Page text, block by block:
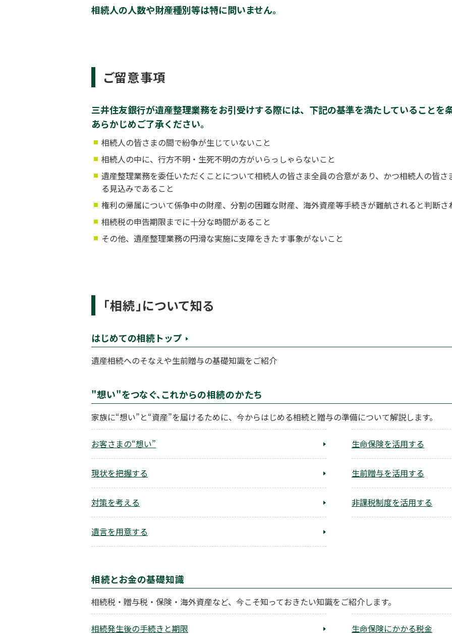
相続人の人数や財産種別等は特に問いません。
ご留意事項
三井住友銀行が遺産整理業務をお引受けする際には、下記の基準を満たしていることを
あらかじめご了承ください。
相続人の皆さまの間で紛争が生じていないこと
相続人の中に、行方不明・生死不明の方がいらっしゃらないこと
遺産整理業務を委任いただくことについて相続人の皆さま全員の合意があり、かつ相続人の皆
る見込みであること
権利の帰属について係争中の財産、分割の困難な財産、海外資産等手続きが難航されると判断
相続税の申告期限までに十分な時間があること
その他、遺産整理業務の円滑な実施に支障をきたす事象がないこと
「相続」について知る
はじめての相続トップ
遺産相続へのそなえや生前贈与の基礎知識をご紹介
"想い"をつなぐ、これからの相続のかたち
家族に“想い”と“資産”を届けるために、今からはじめる相続と贈与の準備について解説します。
お客さまの“想い”
現状を把握する
対策を考える
遺言を用意する
生命保険を活用する
生前贈与を活用する
非課税制度を活用する
相続とお金の基礎知識
相続税・贈与税・保険・海外資産など、今こそ知っておきたい知識をご紹介します。
相続発生後の手続きと期限 生命保険にかかる税金